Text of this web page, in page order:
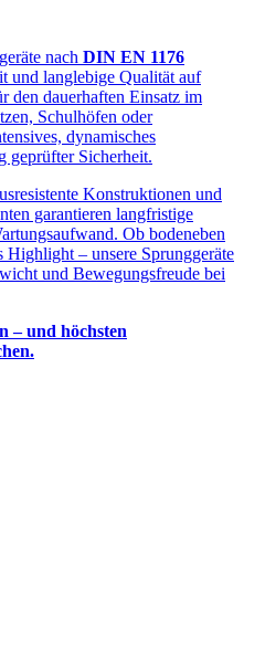
nach DIN EN 1176
und langlebige Qualität auf
den dauerhaften Einsatz im
Schulhöfen oder
dynamisches
geprüfter Sicherheit.
Konstruktionen und
garantieren langfristige
Ob bodeneben
Highlight – unsere Sprunggeräte
und Bewegungsfreude bei
– und höchsten